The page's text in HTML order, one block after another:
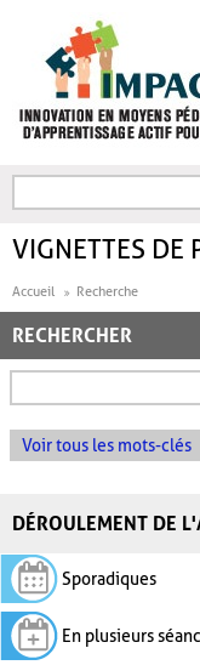
FORMULAIRE DE
VIGNETTES DE
Accueil Recherche
RECHERCHER
Voir tous les mots-clés
DÉROULEMENT DE
Sporadiques
En plusieurs